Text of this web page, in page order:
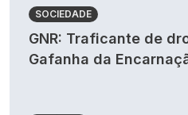
SOCIEDADE
GNR: Traficante de
Gafanha da